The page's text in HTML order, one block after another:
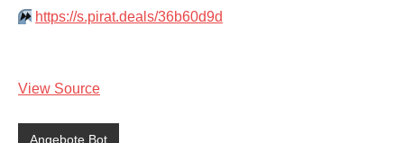
⏩️ https://s.pirat.deals/36b60d9d
View Source
Angebote Bot